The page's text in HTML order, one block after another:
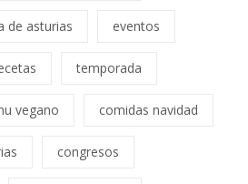
de asturias eventos
temporada
vegano comidas navidad
congresos